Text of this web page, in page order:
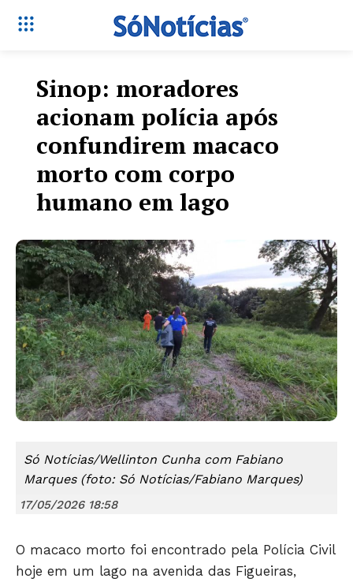
Só Notícias
Sinop: moradores
acionam polícia após
confundirem macaco
morto com corpo
humano em lago
Só Notícias/Wellinton Cunha com Fabiano
Marques (foto: Só Notícias/Fabiano Marques)
17/05/2026 18:58
O macaco morto foi encontrado pela Polícia Civil
hoje em um lago na avenida das Figueiras,